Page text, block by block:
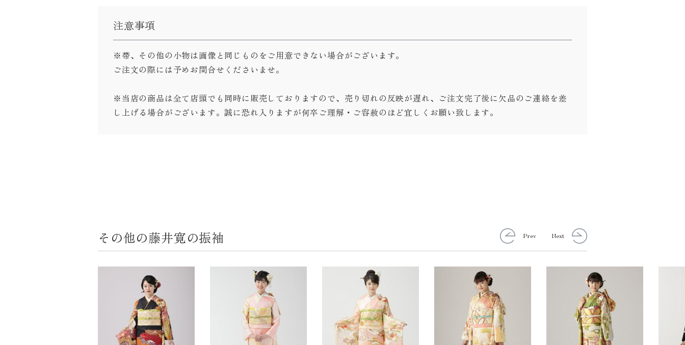
注意事項
※帯、その他の小物は画像と同じものをご用意できない場合がございます。
ご注文の際には予めお問合せくださいませ。
※当店の商品は全て店頭でも同時に販売しておりますので、売り切れの反映が遅れ、ご注文完了後に欠品のご連絡を差
し上げる場合がございます。誠に恐れ入りますが何卒ご理解・ご容赦のほど宜しくお願い致します。
その他の藤井寛の振袖 Prev Next